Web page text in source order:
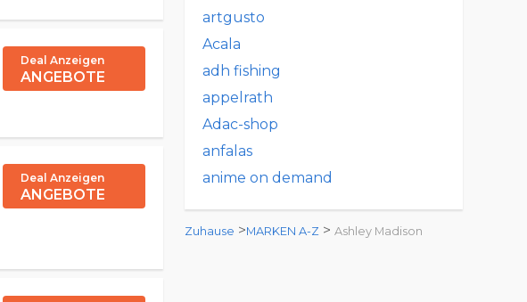
Deal Anzeigen
ANGEBOTE
Deal Anzeigen
ANGEBOTE
artgusto
Acala
adh fishing
appelrath
Adac-shop
anfalas
anime on demand
Zuhause >MARKEN A-Z > Ashley Madison